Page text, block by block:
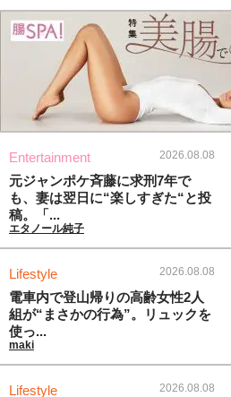
Entertainment 2026.08.08
元ジャンポケ斉藤に求刑7年で
も、妻は翌日に“楽しすぎた“と投
稿。「...
エタノール純子
Lifestyle 2026.08.08
電車内で登山帰りの高齢女性2人
組が“まさかの行為”。リュックを
使っ...
maki
Lifestyle 2026.08.08